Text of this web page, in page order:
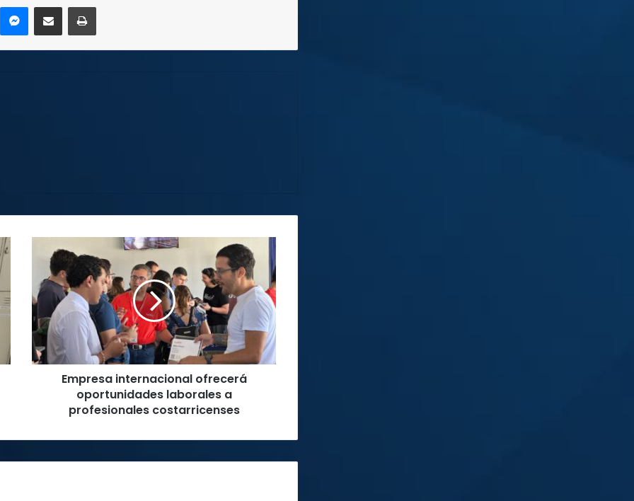
MessengerCompartir por correo electrónicoImprimir
internacional
ofrecerá
oportunidades
laborales
a
profesionales
costarricenses
Empresa internacional ofrecerá
oportunidades laborales a
profesionales costarricenses